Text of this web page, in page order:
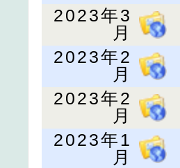
2023年3
月
2023年2
月
2023年2
月
2023年1
月